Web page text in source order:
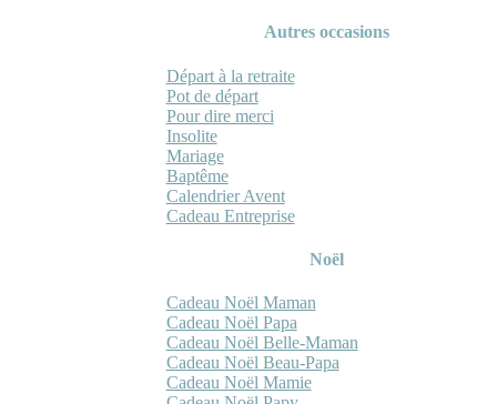
Autres occasions
Départ à la retraite
Pot de départ
Pour dire merci
Insolite
Mariage
Baptême
Calendrier Avent
Cadeau Entreprise
Noël
Cadeau Noël Maman
Cadeau Noël Papa
Cadeau Noël Belle-Maman
Cadeau Noël Beau-Papa
Cadeau Noël Mamie